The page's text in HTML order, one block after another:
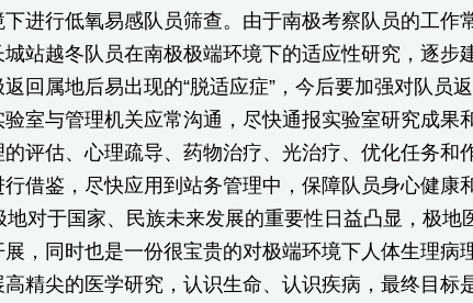
进行低氧易感队员筛查。由于南极考察队员的工作
站越冬队员在南极极端环境下的适应性研究，逐步
回属地后易出现的“脱适应症”，今后要加强对队员
室与管理机关应常沟通，尽快通报实验室研究成果
评估、心理疏导、药物治疗、光治疗、优化任务和
借鉴，尽快应用到站务管理中，保障队员身心健康
对于国家、民族未来发展的重要性日益凸显，极地
，同时也是一份很宝贵的对极端环境下人体生理病
精尖的医学研究，认识生命、认识疾病，最终目标